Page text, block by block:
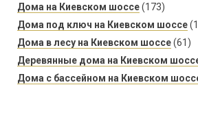
Дома на Киевском шоссе(173)
Дома под ключ на Киевском шоссе
Дома в лесу на Киевском шоссе(61)
Деревянные дома на Киевском
Дома с бассейном на Киевском